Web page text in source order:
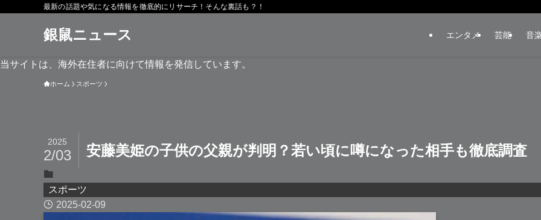
最新の話題や気になる情報を徹底的にリサーチ！そんな裏話も？！
銀鼠ニュース エンタメ 芸能 音
当サイトは、海外在住者に向けて情報を発信しています。
ホーム スポーツ
安藤美姫の子供の父親が判明？若い頃に噂になった相手も徹底調査
2025
2/03
スポーツ
2025-02-09